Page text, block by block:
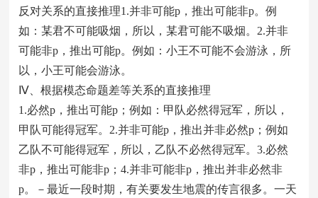
反对关系的直接推理1.并非可能p，推出可能非p。例
如：某君不可能吸烟，所以，某君可能不吸烟。2.并非
可能非p，推出可能p。例如：小王不可能不会游泳，所
以，小王可能会游泳。
Ⅳ、根据模态命题差等关系的直接推理
1.必然p，推出可能p；例如：甲队必然得冠军，所以，
甲队可能得冠军。2.并非可能p，推出并非必然p；例如
乙队不可能得冠军，所以，乙队不必然得冠军。3.必然
非p，推出可能非p；4.并非可能非p，推出并非必然非
p。－最近一段时期，有关要发生地震的传言很多。一天